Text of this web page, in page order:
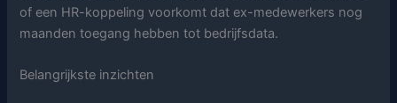
of een HR-koppeling voorkomt dat ex-medewerkers nog
maanden toegang hebben tot bedrijfsdata.
Belangrijkste inzichten